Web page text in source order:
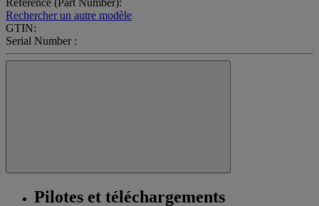
Rechercher un autre modèle
GTIN:
Serial Number :
Pilotes et téléchargements